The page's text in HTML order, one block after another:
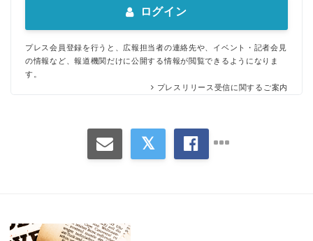
ログイン
プレス会員登録を行うと、広報担当者の連絡先や、イベント・記者会見
の情報など、報道機関だけに公開する情報が閲覧できるようになりま
す。
プレスリリース受信に関するご案内